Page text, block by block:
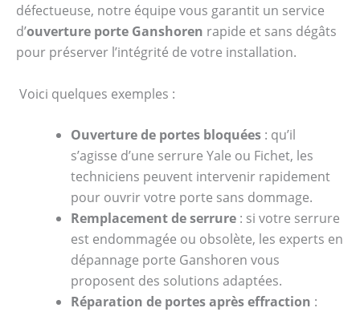
défectueuse, notre équipe vous garantit un service
d’ouverture porte Ganshoren rapide et sans dégâts
pour préserver l’intégrité de votre installation.
Voici quelques exemples :
Ouverture de portes bloquées : qu’il
s’agisse d’une serrure Yale ou Fichet, les
techniciens peuvent intervenir rapidement
pour ouvrir votre porte sans dommage.
Remplacement de serrure : si votre serrure
est endommagée ou obsolète, les experts en
dépannage porte Ganshoren vous
proposent des solutions adaptées.
Réparation de portes après effraction :